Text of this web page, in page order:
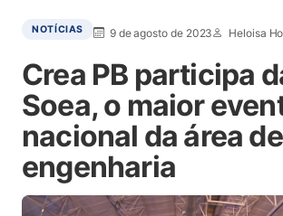
NOTÍCIAS 9 de agosto de 2023 Heloisa
Crea PB participa
Soea, o maior
nacional da área de
engenharia